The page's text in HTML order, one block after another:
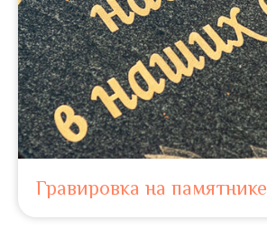
Гравировка на памятнике